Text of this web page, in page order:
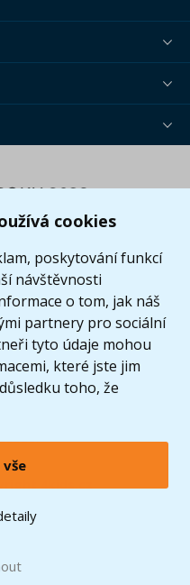
cookies
poskytování funkcí
návštěvnosti
o tom, jak náš
partnery pro sociální
tyto údaje mohou
které jste jim
toho, že
4kids.cz
známkami společnosti LEGO Group. ©
Group.
desktop
od